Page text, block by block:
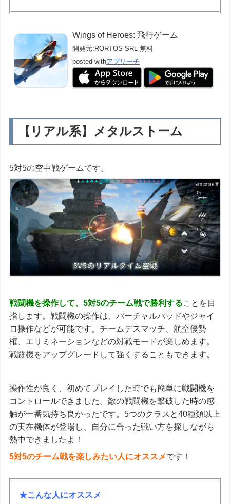
Wings of Heroes: 飛行ゲーム
開発元: RORTOS SRL 無料
posted withアプリーチ
【リアル系】メタルストーム
5対5の空中戦ゲームです。
戦闘機を操作して、5対5のチーム戦で勝利することを目
指します。戦闘機の操作は、バーチャルパッドやジャイ
ロ操作などが可能です。チームデスマッチ、航空優勢
権、エリミネーションなどの対戦モードが楽しめます。
戦闘機をアップグレードして強くすることもできます。
操作性が良く、初めてプレイした時でも簡単に戦闘機を
コントロールできました。敵の戦闘機を撃破した時の感
触が一番気持ち良かったです。5つのクラスと40種類以上
の実在機体が登場し、自分に合った戦い方を探しながら
熱中できましたよ！
5対5のチーム戦を楽しみたい人にオススメです！
★こんな人にオススメ